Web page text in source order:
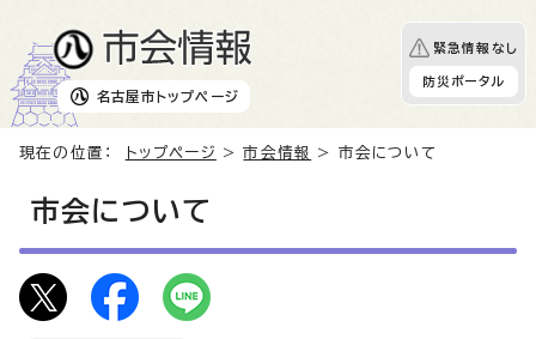
名古屋市 トップページ
緊急情報なし
防災ポータル
現在の位置： トップページ >市会情報 > 市会について
市会について